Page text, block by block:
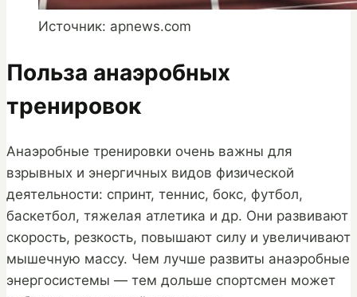
Источник: apnews.com
Польза анаэробных
тренировок
Анаэробные тренировки очень важны для
взрывных и энергичных видов физической
деятельности: спринт, теннис, бокс, футбол,
баскетбол, тяжелая атлетика и др. Они развивают
скорость, резкость, повышают силу и увеличивают
мышечную массу. Чем лучше развиты анаэробные
энергосистемы — тем дольше спортсмен может